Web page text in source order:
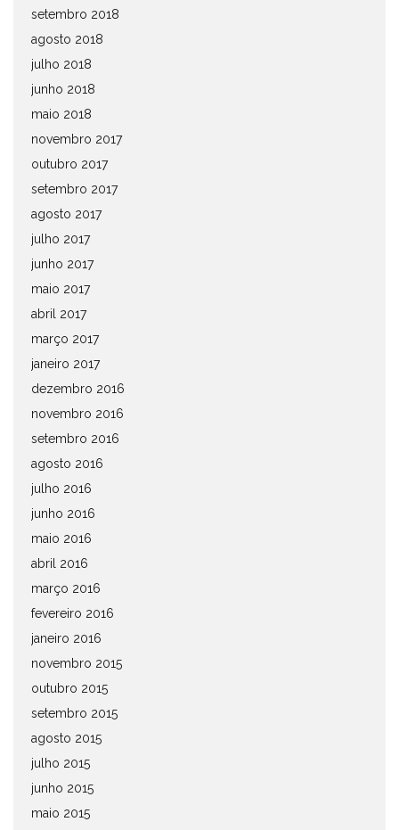
setembro 2018
agosto 2018
julho 2018
junho 2018
maio 2018
novembro 2017
outubro 2017
setembro 2017
agosto 2017
julho 2017
junho 2017
maio 2017
abril 2017
março 2017
janeiro 2017
dezembro 2016
novembro 2016
setembro 2016
agosto 2016
julho 2016
junho 2016
maio 2016
abril 2016
março 2016
fevereiro 2016
janeiro 2016
novembro 2015
outubro 2015
setembro 2015
agosto 2015
julho 2015
junho 2015
maio 2015